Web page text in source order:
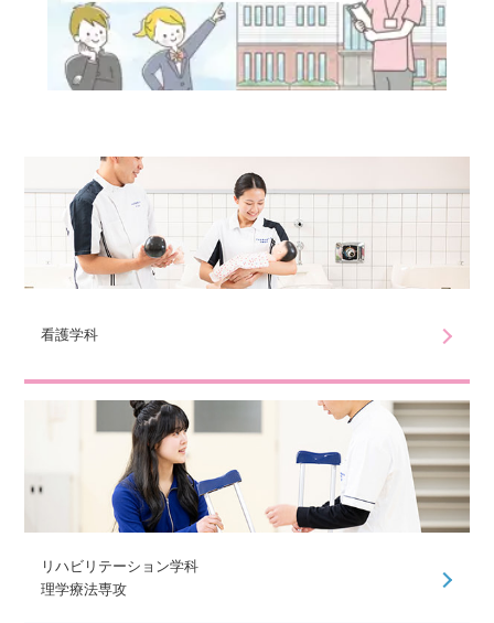
看護学科
リハビリテーション学科
理学療法専攻